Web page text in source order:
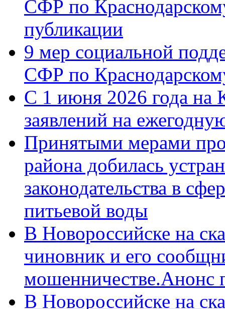
СФР по
публикации
9 мер социальной
СФР по
С 1 июня 2026 года на
заявлений на
Принятыми мерами
района добилась
законодательства в
питьевой воды
В Новороссийске на
чиновник и его
мошенничестве.Анонс
В Новороссийске на